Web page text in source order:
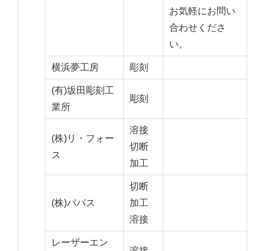
お気軽にお問い
合わせくださ
い。
横浜夢工房 彫刻
(有)坂田彫刻工
業所
彫刻
(株)リ・フォー
ス
溶接
切断
加工
(株)パパス
切断
加工
溶接
レーザーエン